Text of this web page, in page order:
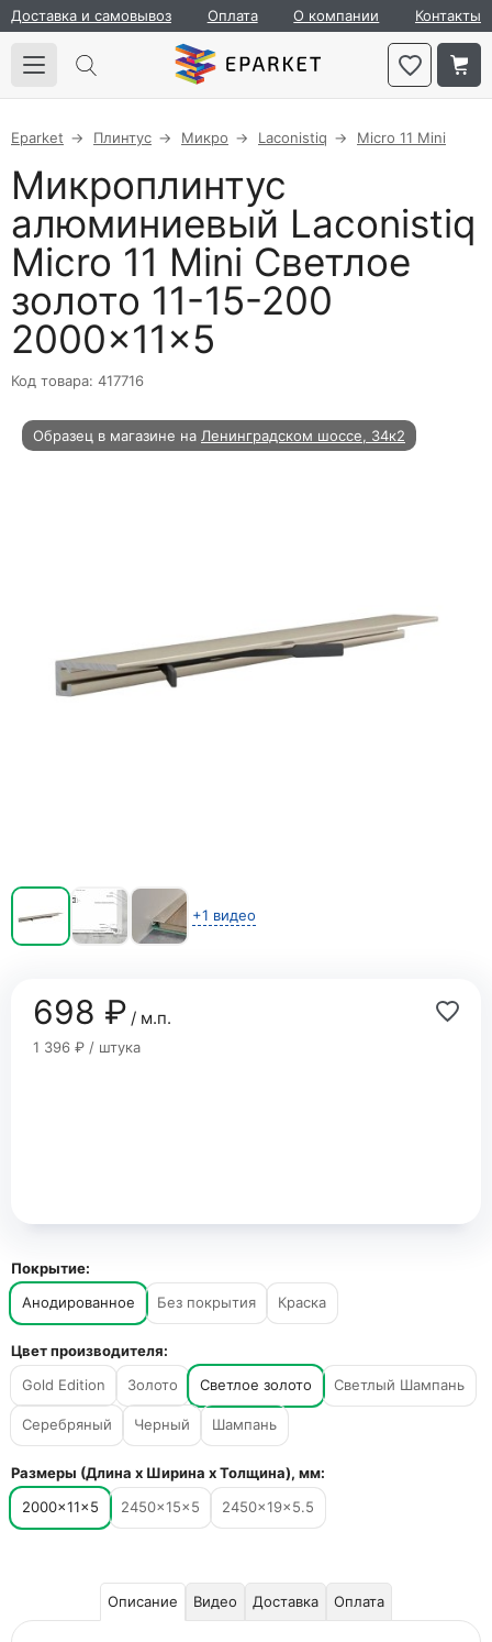
Доставка и самовывоз Оплата О компании Контакты
Eparket Плинтус Микро Laconistiq Micro 11 Mini
Микроплинтус
алюминиевый Laconistiq
Micro 11 Mini Светлое
золото 11-15-200
2000×11×5
Код товара: 417716
Образец в магазине на Ленинградском шоссе, 34к2
+1 видео
698 ₽/ м.п.
1 396 ₽ / штука
Покрытие:
Анодированное
Без покрытия Краска
Цвет производителя:
Gold Edition
Золото Светлое золото Светлый Шампань
Серебряный Черный Шампань
Размеры (Длина х Ширина х Толщина), мм:
2000×11×5
2450×15×5 2450×19×5.5
Описание Видео Доставка Оплата